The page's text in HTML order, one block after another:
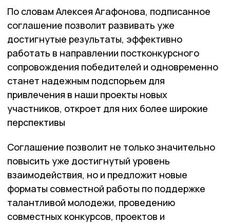
По словам Алексея Агафонова, подписанное
соглашение позволит развивать уже
достигнутые результаты, эффективно
работать в направлении постконкурсного
сопровождения победителей и одновременно
станет надежным подспорьем для
привлечения в наши проекты новых
участников, откроет для них более широкие
перспективы
Соглашение позволит не только значительно
повысить уже достигнутый уровень
взаимодействия, но и предложит новые
форматы совместной работы по поддержке
талантливой молодежи, проведению
совместных конкурсов, проектов и